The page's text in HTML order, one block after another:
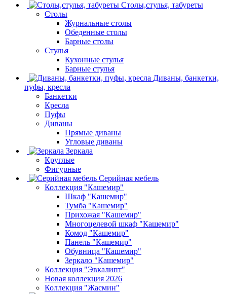
Столы,стулья, табуреты
Столы
Журнальные столы
Обеденные столы
Барные столы
Стулья
Кухонные стулья
Барные стулья
Диваны, банкетки,
пуфы, кресла
Банкетки
Кресла
Пуфы
Диваны
Прямые диваны
Угловые диваны
Зеркала
Круглые
Фигурные
Серийная мебель
Коллекция "Кашемир"
Шкаф "Кашемир"
Тумба "Кашемир"
Прихожая "Кашемир"
Многоцелевой шкаф "Кашемир"
Комод "Кашемир"
Панель "Кашемир"
Обувница "Кашемир"
Зеркало "Кашемир"
Коллекция "Эвкалипт"
Новая коллекция 2026
Коллекция "Жасмин"